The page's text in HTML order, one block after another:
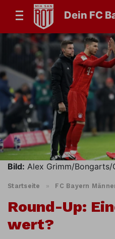
Dein FC
Bild: Alex Grimm/Bongarts/
Startseite » FC Bayern
Round-Up:
wert?